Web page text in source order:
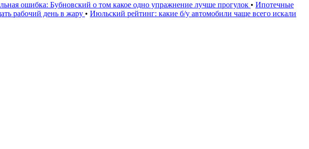
ошибка: Бубновский о том какое одно упражнение лучше прогулок • Ипотечные
рабочий день в жару • Июльский рейтинг: какие б/у автомобили чаще всего искали